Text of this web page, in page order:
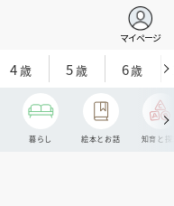
マイページ
4歳 5歳 6歳
暮らし 絵本とお話 知育と探